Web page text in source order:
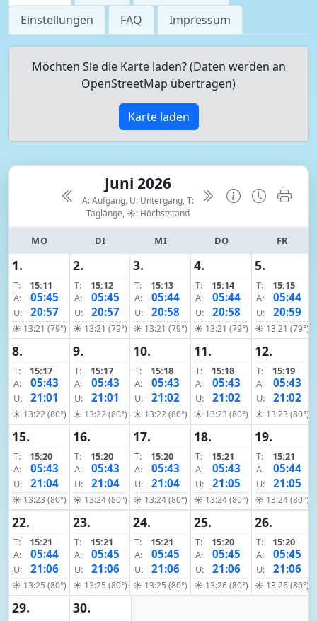
Einstellungen
FAQ Impressum
Möchten Sie die Karte laden? (Daten werden an
OpenStreetMap übertragen)
Karte laden
Juni 2026
A: Aufgang, U: Untergang, T:
Taglänge, ☀: Höchststand
MO DI MI DO FR
1.
T:
15:11
A:
05:45
U: 20:57
☀ 13:21 (79°)
2.
T:
15:12
A:
05:45
U: 20:57
☀ 13:21 (79°)
3.
T:
15:13
A:
05:44
U: 20:58
☀ 13:21 (79°)
4.
T:
15:14
A:
05:44
U: 20:58
☀ 13:21 (79°)
5.
T:
15:15
A:
05:44
U: 20:59
☀ 13:21 (79°)
8.
T:
15:17
A:
05:43
U: 21:01
☀ 13:22 (80°)
9.
T:
15:17
A:
05:43
U: 21:01
☀ 13:22 (80°)
10.
T:
15:18
A:
05:43
U: 21:02
☀ 13:22 (80°)
11.
T:
15:18
A:
05:43
U: 21:02
☀ 13:23 (80°)
12.
T:
15:19
A:
05:43
U: 21:02
☀ 13:23 (80°)
15.
T:
15:20
A:
05:43
U: 21:04
☀ 13:23 (80°)
16.
T:
15:20
A:
05:43
U: 21:04
☀ 13:24 (80°)
17.
T:
15:20
A:
05:43
U: 21:04
☀ 13:24 (80°)
18.
T:
15:21
A:
05:43
U: 21:05
☀ 13:24 (80°)
19.
T:
15:21
A:
05:44
U: 21:05
☀ 13:24 (80°)
22.
T:
15:21
A:
05:44
U: 21:06
☀ 13:25 (80°)
23.
T:
15:21
A:
05:45
U: 21:06
☀ 13:25 (80°)
24.
T:
15:21
A:
05:45
U: 21:06
☀ 13:25 (80°)
25.
T:
15:20
A:
05:45
U: 21:06
☀ 13:26 (80°)
26.
T:
15:20
A:
05:45
U: 21:06
☀ 13:26 (80°)
29. 30.